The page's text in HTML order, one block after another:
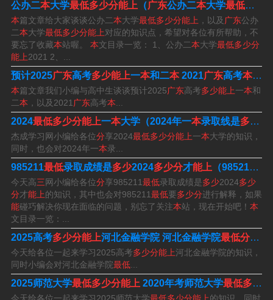
分数线：物理类本科分数线414分，历史类本科分数线451
分。
3、作用：按招生院校同一科类招生计划数的一定比例，在
对第一志愿投档过程中自然形成的院校调档最低成绩标
准，投档线有筛选学生档案的作用。
4、三本大学最低分数线是400分。有福建师范大学协和学
院、延安大学西安创新学院、吉首大学张家界学院等，个
人比较推荐福建师范大学协和学院。
三本最低多少分能上
1、文科一本线573至585，二本线531至545，三本线435
至460，理科一本线546至561，二本线505至532，三本线
412至435。考志愿填报注意事项：避免全部填报热门学校
或专业。
公办二本大学最低多少分能上 （广东公办二本大学最低多少分能上
本篇文章给大家谈谈公办二本大学最低多少分能上 ，以及 广东公办
二本大学最低多少分能上对应的知识点，希望对各位有所帮助，不
要忘了收藏本站喔。 本文目录一览： 1、公办二本大学最低多少分
能上2021 2、...
预计2025广东高考多少能上一本和二本2021广东高考本科
本篇文章我们小编与高中生谈谈预计2025广东高考多少能上一本和
二本 ，以及2021 广东高考本
2024最低多少分能上一本大学（2024年一本录取线是多少
杰成学习网小编给各位分享2024最低多少分能上一本大学的知识，
同时，也会对2024年一本录...
985211最低录取成绩是多少2024多少分才能上 （985211 最
今天高三网小编给各位分享985211最低录取成绩是多少2024多少
分才能上的知识，其中也会对985211最低要多少分进行解释，如果
能碰巧解决你现在面临的问题，别忘了关注本站，现在开始吧！ 本
文目录一览：...
2025高考多少分能上河北金融学院 河北金融学院最低分数线
今天给各位一起来学习2025高考多少分能上河北金融学院的知识，
同时小编会对河北金融学院最低
2025师范大学最低多少分能上 2020年考师范大学最低多少分